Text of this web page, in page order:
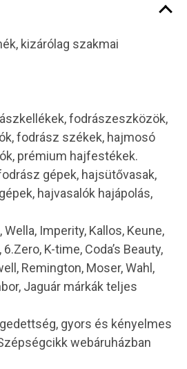
kizárólag szakmai
fodrászeszközök,
fodrász székek, hajmosó
prémium hajfestékek.
gépek, hajsütővasak,
hajvasalók hajápolás,
Wella, Imperity, Kallos, Keune,
K-time, Coda’s Beauty,
Remington, Moser, Wahl,
Jaguár márkák teljes
gyors és kényelmes
webáruházban